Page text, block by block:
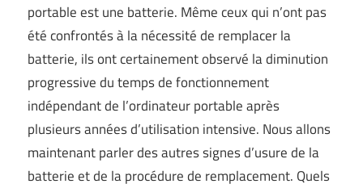
portable est une batterie. Même ceux qui n’ont pas
été confrontés à la nécessité de remplacer la
batterie, ils ont certainement observé la diminution
progressive du temps de fonctionnement
indépendant de l’ordinateur portable après
plusieurs années d’utilisation intensive. Nous allons
maintenant parler des autres signes d’usure de la
batterie et de la procédure de remplacement. Quels